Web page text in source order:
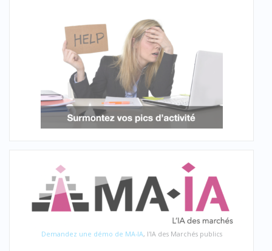
Demandez une démo de MA-IA, l'IA des Marchés publics